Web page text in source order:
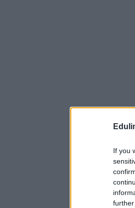
If you